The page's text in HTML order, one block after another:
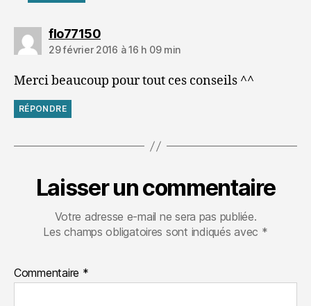
flo77150dit :
29 février 2016 à 16 h 09 min
Merci beaucoup pour tout ces conseils ^^
RÉPONDRE
Laisser un commentaire
Votre adresse e-mail ne sera pas publiée.
Les champs obligatoires sont indiqués avec *
Commentaire *